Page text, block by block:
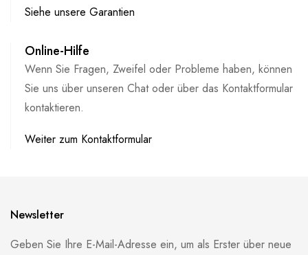
Siehe unsere Garantien
Online-Hilfe
Wenn Sie Fragen, Zweifel oder Probleme haben, können
Sie uns über unseren Chat oder über das Kontaktformular
kontaktieren.
Weiter zum Kontaktformular
Newsletter
Geben Sie Ihre E-Mail-Adresse ein, um als Erster über neue